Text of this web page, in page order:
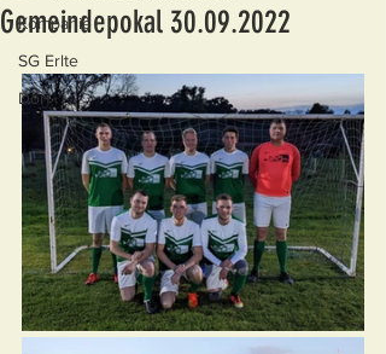
Kompanie
SG Erlte
Dorf
Gemeindepokal 30.09.2022